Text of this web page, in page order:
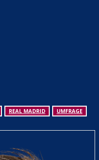
REAL MADRID UMFRAGE